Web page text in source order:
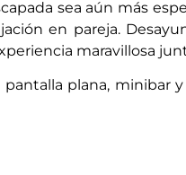
sea aún más
en pareja.
maravillosa
plana, minibar y